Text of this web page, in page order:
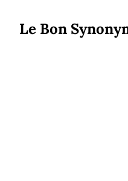
Le Bon